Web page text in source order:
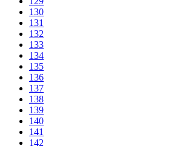
130
131
132
133
134
135
136
137
138
139
140
141
142